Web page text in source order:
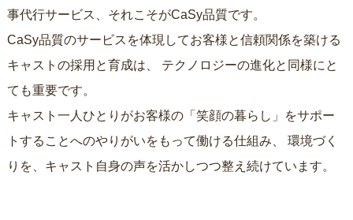
事代行サービス、それこそがCaSy品質です。
CaSy品質のサービスを体現してお客様と信頼関係を築ける
キャストの採用と育成は、
ても重要です。
キャスト一人ひとりがお客様の「笑顔の暮らし」をサポー
トすることへのやりがいをもって働ける仕組み、
りを、キャスト自身の声を活かしつつ整え続けています。